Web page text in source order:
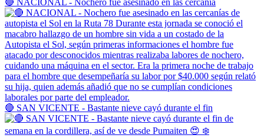
🔴 NACIONAL - Nochero fue asesinado en las cercanía
🔴 SAN VICENTE - Bastante nieve cayó durante el fin